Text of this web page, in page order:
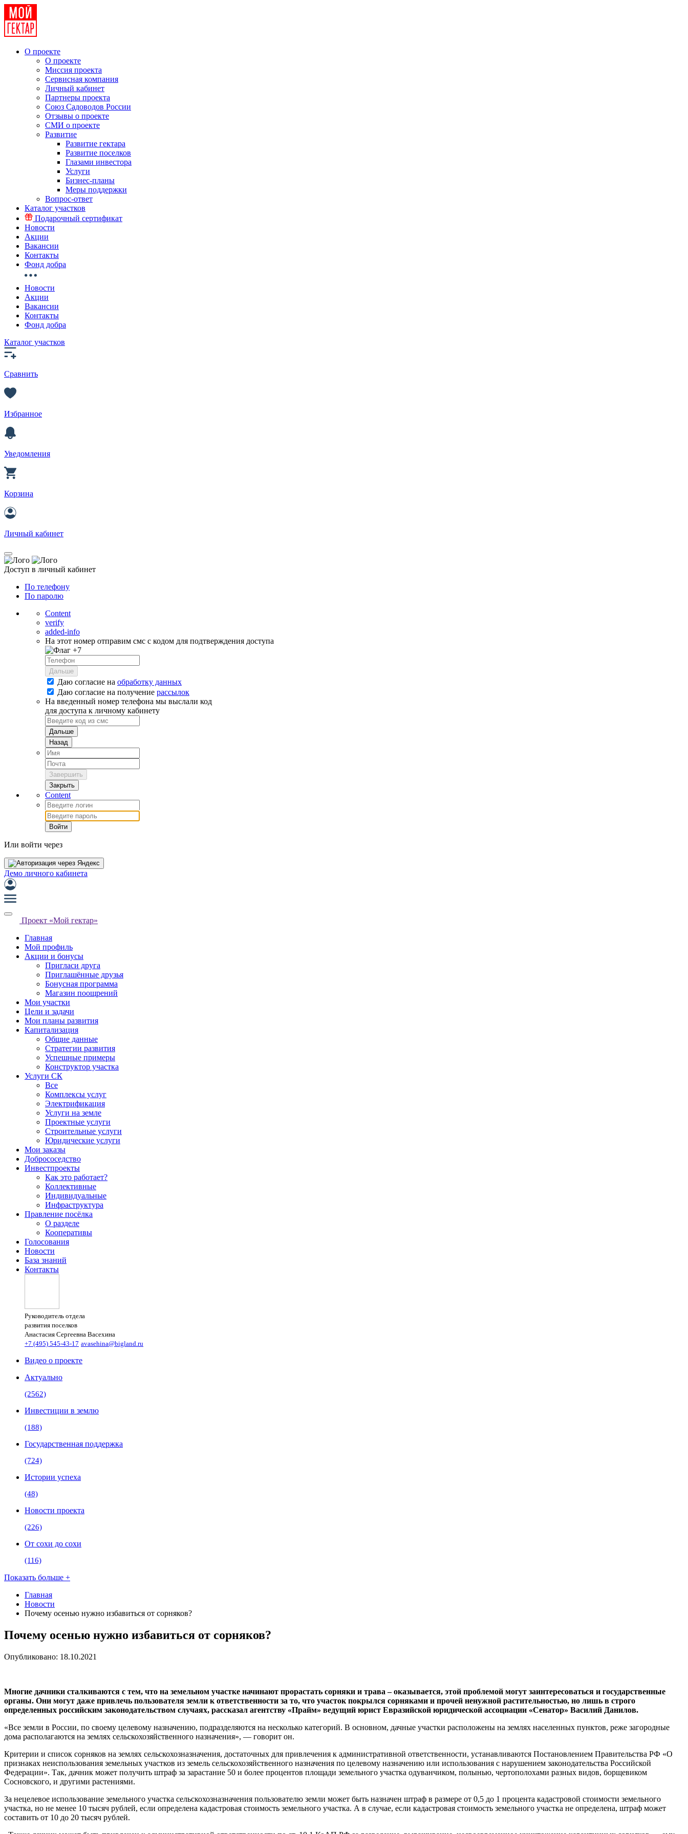
О проекте
О проекте
Миссия проекта
Сервисная компания
Личный кабинет
Партнеры проекта
Союз Садоводов России
Отзывы о проекте
СМИ о проекте
Развитие
Развитие гектара
Развитие поселков
Глазами инвестора
Услуги
Бизнес-планы
Меры поддержки
Вопрос-ответ
Каталог участков
Подарочный сертификат
Новости
Акции
Вакансии
Контакты
Фонд добра
Новости
Акции
Вакансии
Контакты
Фонд добра
Каталог участков
Сравнить
Избранное
Уведомления
Корзина
Личный кабинет
Доступ в личный кабинет
По телефону
По паролю
Content
verify
added-info
На этот номер отправим смс с кодом для подтверждения доступа
+7
Дальше
Даю согласие на обработку данных
Даю согласие на получение рассылок
На введенный номер телефона мы выслали код
для доступа к личному кабинету
Дальше
Назад
Завершить
Закрыть
Content
Войти
Или войти через
Демо личного кабинета
Проект «Мой гектар»
Главная
Мой профиль
Акции и бонусы
Пригласи друга
Приглашённые друзья
Бонусная программа
Магазин поощрений
Мои участки
Цели и задачи
Мои планы развития
Капитализация
Общие данные
Стратегии развития
Успешные примеры
Конструктор участка
Услуги СК
Все
Комплексы услуг
Электрификация
Услуги на земле
Проектные услуги
Строительные услуги
Юридические услуги
Мои заказы
Добрососедство
Инвестпроекты
Как это работает?
Коллективные
Индивидуальные
Инфраструктура
Правление посёлка
О разделе
Кооперативы
Голосования
Новости
База знаний
Контакты
Руководитель отдела
развития поселков
Анастасия Сергеевна Васехина
+7 (495) 545-43-17 avasehina@bigland.ru
Видео о проекте
Актуально
(2562)
Инвестиции в землю
(188)
Государственная поддержка
(724)
Истории успеха
(48)
Новости проекта
(226)
От сохи до сохи
(116)
Показать больше +
Главная
Новости
Почему осенью нужно избавиться от сорняков?
Почему осенью нужно избавиться от сорняков?
Опубликовано: 18.10.2021
Многие дачники сталкиваются с тем, что на земельном участке начинают прорастать сорняки и трава – оказывается, этой проблемой могут заинтересоваться и государственные
органы. Они могут даже привлечь пользователя земли к ответственности за то, что участок покрылся сорняками и прочей ненужной растительностью, но лишь в строго
определенных российским законодательством случаях, рассказал агентству «Прайм» ведущий юрист Евразийской юридической ассоциации «Сенатор» Василий Данилов.
«Все земли в России, по своему целевому назначению, подразделяются на несколько категорий. В основном, дачные участки расположены на землях населенных пунктов, реже загородные
дома располагаются на землях сельскохозяйственного назначения», — говорит он.
Критерии и список сорняков на землях сельскохозназначения, достаточных для привлечения к административной ответственности, устанавливаются Постановлением Правительства РФ «О
признаках неиспользования земельных участков из земель сельскохозяйственного назначения по целевому назначению или использования с нарушением законодательства Российской
Федерации». Так, дачник может получить штраф за зарастание 50 и более процентов площади земельного участка одуванчиком, полынью, чертополохами разных видов, борщевиком
Сосновского, и другими растениями.
За нецелевое использование земельного участка сельскохозназначения пользователю земли может быть назначен штраф в размере от 0,5 до 1 процента кадастровой стоимости земельного
участка, но не менее 10 тысяч рублей, если определена кадастровая стоимость земельного участка. А в случае, если кадастровая стоимость земельного участка не определена, штраф может
составить от 10 до 20 тысяч рублей.